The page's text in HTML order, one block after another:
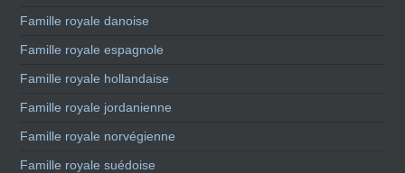
Famille royale danoise
Famille royale espagnole
Famille royale hollandaise
Famille royale jordanienne
Famille royale norvégienne
Famille royale suédoise